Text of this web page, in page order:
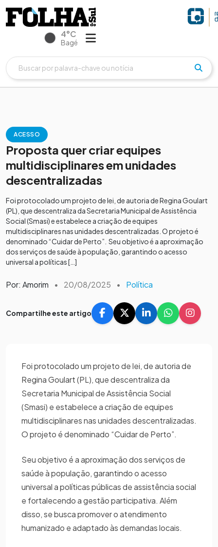
4°C
Bagé
ACESSO
Proposta quer criar equipes
multidisciplinares em unidades
descentralizadas
Foi protocolado um projeto de lei, de autoria de Regina Goulart
(PL), que descentraliza da Secretaria Municipal de Assistência
Social (Smasi) e estabelece a criação de equipes
multidisciplinares nas unidades descentralizadas. O projeto é
denominado “Cuidar de Perto”. Seu objetivo é a aproximação
dos serviços de saúde à população, garantindo o acesso
universal a políticas […]
Por: Amorim • 20/08/2025 • Política
Compartilhe este artigo
Foi protocolado um projeto de lei, de autoria de
Regina Goulart (PL), que descentraliza da
Secretaria Municipal de Assistência Social
(Smasi) e estabelece a criação de equipes
multidisciplinares nas unidades descentralizadas.
O projeto é denominado “Cuidar de Perto”.
Seu objetivo é a aproximação dos serviços de
saúde à população, garantindo o acesso
universal a políticas públicas de assistência social
e fortalecendo a gestão participativa. Além
disso, se busca promover o atendimento
humanizado e adaptado às demandas locais.